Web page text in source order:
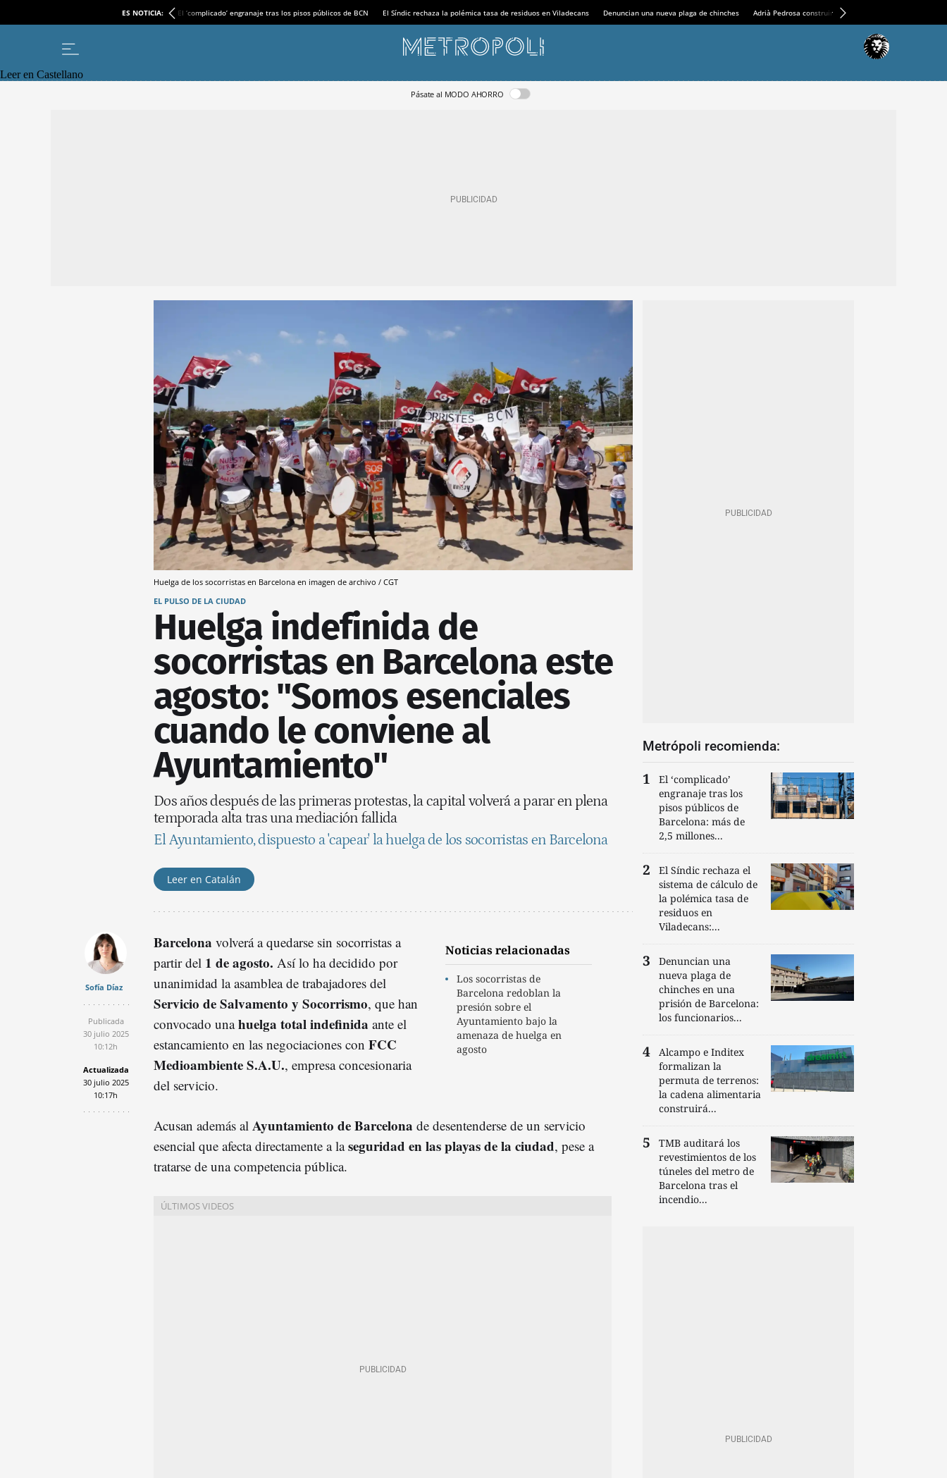
ES NOTICIA: El ‘complicado’ engranaje tras los pisos públicos de BCN El Síndic rechaza la polémica tasa de residuos en Viladecans Denuncian una nueva plaga de chinches Adrià Pedrosa construirá la nueva residencia en el
Leer en Castellano
Pásate al MODO AHORRO
Huelga de los socorristas en Barcelona en imagen de archivo / CGT
EL PULSO DE LA CIUDAD
Huelga indefinida de
socorristas en Barcelona este
agosto: "Somos esenciales
cuando le conviene al
Ayuntamiento"
Dos años después de las primeras protestas, la capital volverá a parar en plena
temporada alta tras una mediación fallida
El Ayuntamiento, dispuesto a 'capear' la huelga de los socorristas en Barcelona
Leer en Catalán
Sofía Díaz
Publicada
30 julio 2025
10:12h
Actualizada
30 julio 2025
10:17h
Noticias relacionadas
Los socorristas de
Barcelona redoblan la
presión sobre el
Ayuntamiento bajo la
amenaza de huelga en
agosto
Barcelona volverá a quedarse sin socorristas a
partir del 1 de agosto. Así lo ha decidido por
unanimidad la asamblea de trabajadores del
Servicio de Salvamento y Socorrismo, que han
convocado unahuelga total indefinida ante el
estancamiento en las negociaciones con FCC
Medioambiente S.A.U., empresa concesionaria
del servicio.
Acusan además al Ayuntamiento de Barcelona de desentenderse de un servicio
esencial que afecta directamente a laseguridad en las playas de la ciudad, pese a
tratarse de una competencia pública.
Metrópoli recomienda:
El ‘complicado’
engranaje tras los
pisos públicos de
Barcelona: más de
2,5 millones...
El Síndic rechaza el
sistema de cálculo de
la polémica tasa de
residuos en
Viladecans:...
Denuncian una
nueva plaga de
chinches en una
prisión de Barcelona:
los funcionarios...
Alcampo e Inditex
formalizan la
permuta de terrenos:
la cadena alimentaria
construirá...
TMB auditará los
revestimientos de los
túneles del metro de
Barcelona tras el
incendio...